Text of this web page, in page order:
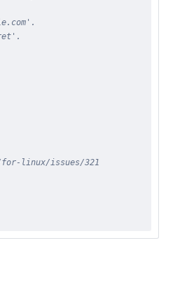
linux/issues/321